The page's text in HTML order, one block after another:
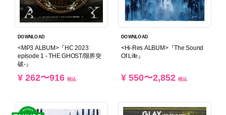
DOWNLOAD
<MP3 ALBUM>『HC 2023
episode 1 - THE GHOST/限界突
破-』
¥ 262〜916 税込
DOWNLOAD
<Hi-Res ALBUM>『The Sound
Of Life』
¥ 550〜2,852 税込